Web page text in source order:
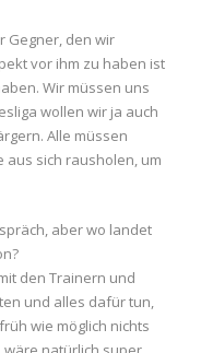
Gegner, den wir
vor ihm zu haben ist
Wir müssen uns
wollen wir ja auch
Alle müssen
sich rausholen, um
aber wo landet
den Trainern und
und alles dafür tun,
wie möglich nichts